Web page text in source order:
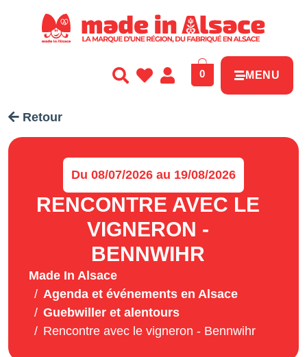
0 MENU
Retour
Du 08/07/2026 au 19/08/2026
RENCONTRE AVEC LE
VIGNERON -
BENNWIHR
Made In Alsace
Agenda et événements en Alsace
Guebwiller et alentours
Rencontre avec le vigneron - Bennwihr